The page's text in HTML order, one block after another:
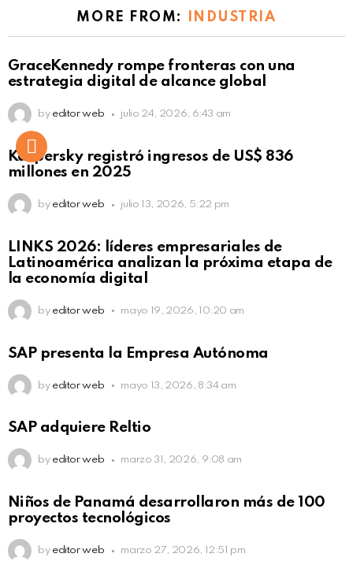
MORE FROM: INDUSTRIA
GraceKennedy rompe fronteras con una
estrategia digital de alcance global
by editor web julio 24, 2026, 6:43 am
Kaspersky registró ingresos de US$ 836
millones en 2025
by editor web julio 13, 2026, 5:22 pm
LINKS 2026: líderes empresariales de
Latinoamérica analizan la próxima etapa de
la economía digital
by editor web mayo 19, 2026, 10:20 am
SAP presenta la Empresa Autónoma
by editor web mayo 13, 2026, 8:34 am
SAP adquiere Reltio
by editor web marzo 31, 2026, 9:08 am
Niños de Panamá desarrollaron más de 100
proyectos tecnológicos
by editor web marzo 27, 2026, 12:51 pm